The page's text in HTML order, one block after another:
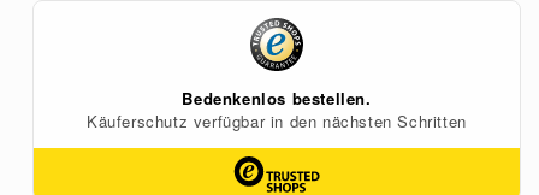
1:25,
Limette),
ungesüßt,
1:25,